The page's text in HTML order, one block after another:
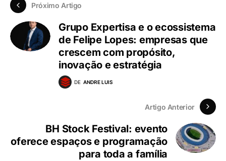
Próximo Artigo
Grupo Expertisa e o ecossistema
de Felipe Lopes: empresas que
crescem com propósito,
inovação e estratégia
DE ANDRE LUIS
Artigo Anterior
BH Stock Festival: evento
oferece espaços e programação
para toda a família